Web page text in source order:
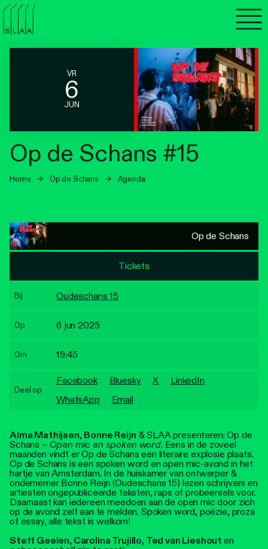
VR
6
JUN
Op de Schans #15
Home → Op de Schans → Agenda
Alma Mathijsen, Bonne Reijn & SLAA presenteren: Op de
Schans – Open mic en spoken word. Eens in de zoveel
maanden vindt er Op de Schans een literaire explosie plaats.
Op de Schans is een spoken word en open mic-avond in het
hartje van Amsterdam. In de huiskamer van ontwerper &
ondernemer Bonne Reijn (Oudeschans 15) lezen schrijvers en
artiesten ongepubliceerde teksten, raps of probeersels voor.
Daarnaast kan iedereen meedoen aan de open mic door zich
op de avond zelf aan te melden. Spoken word, poëzie, proza
of essay, alle tekst is welkom!
Steff Geelen, Carolina Trujillo, Ted van Lieshout en
Op de Schans
Tickets
Bij Oudeschans 15
Op 6 jun 2025
Om 19:45
Deel op
Facebook Bluesky X
LinkedIn
WhatsApp
Email
Agenda
Luisteren
Nieuwsbrief
Vacatures
Locaties
Personen
Toegankelijkheid
Stadsdichter